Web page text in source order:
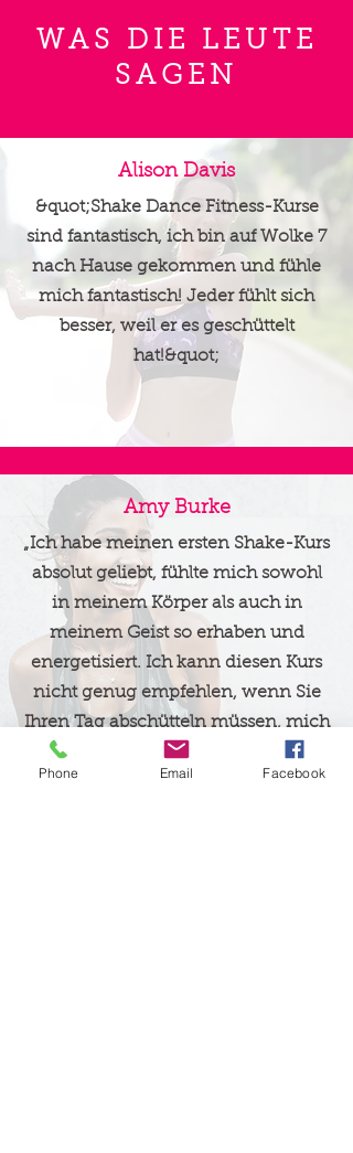
WAS DIE LEUTE
SAGEN
Alison Davis
&quot;Shake Dance Fitness-Kurse
sind fantastisch, ich bin auf Wolke 7
nach Hause gekommen und fühle
mich fantastisch! Jeder fühlt sich
besser, weil er es geschüttelt
hat!&quot;
Amy Burke
„Ich habe meinen ersten Shake-Kurs
absolut geliebt, fühlte mich sowohl
in meinem Körper als auch in
meinem Geist so erhaben und
energetisiert. Ich kann diesen Kurs
nicht genug empfehlen, wenn Sie
Ihren Tag abschütteln müssen, mich
abholen müssen oder sich besser in
sich selbst fühlen möchten! &quot;
Phone Email Facebook